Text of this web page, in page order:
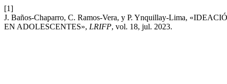
[1]
J. Baños-Chaparro, C. Ramos-Vera, y P. Ynquillay-Lima,
EN ADOLESCENTES», LRIFP, vol. 18, jul. 2023.